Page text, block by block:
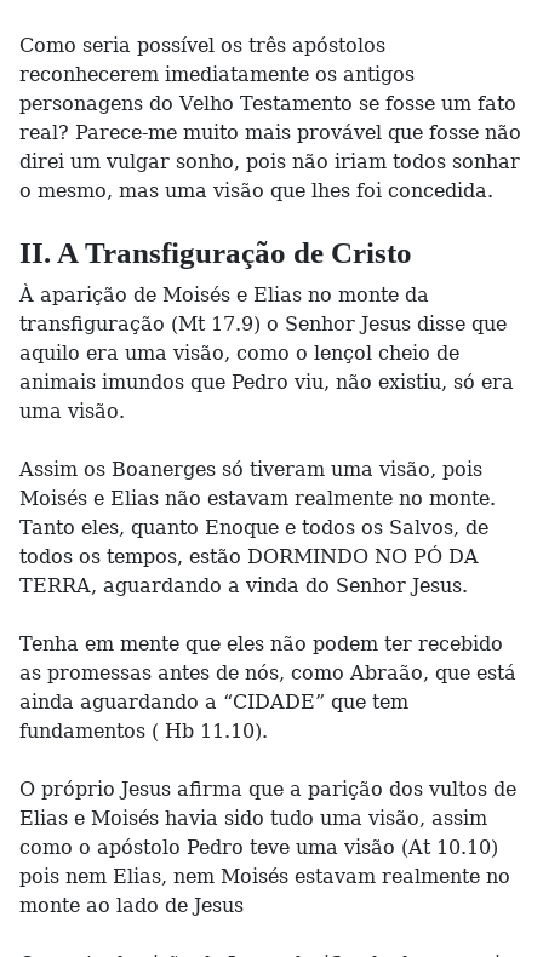
Como seria possível os três apóstolos
reconhecerem imediatamente os antigos
personagens do Velho Testamento se fosse um fato
real? Parece-me muito mais provável que fosse não
direi um vulgar sonho, pois não iriam todos sonhar
o mesmo, mas uma visão que lhes foi concedida.
II. A Transfiguração de Cristo
À aparição de Moisés e Elias no monte da
transfiguração (Mt 17.9) o Senhor Jesus disse que
aquilo era uma visão, como o lençol cheio de
animais imundos que Pedro viu, não existiu, só era
uma visão.
Assim os Boanerges só tiveram uma visão, pois
Moisés e Elias não estavam realmente no monte.
Tanto eles, quanto Enoque e todos os Salvos, de
todos os tempos, estão DORMINDO NO PÓ DA
TERRA, aguardando a vinda do Senhor Jesus.
Tenha em mente que eles não podem ter recebido
as promessas antes de nós, como Abraão, que está
ainda aguardando a “CIDADE” que tem
fundamentos ( Hb 11.10).
O próprio Jesus afirma que a parição dos vultos de
Elias e Moisés havia sido tudo uma visão, assim
como o apóstolo Pedro teve uma visão (At 10.10)
pois nem Elias, nem Moisés estavam realmente no
monte ao lado de Jesus